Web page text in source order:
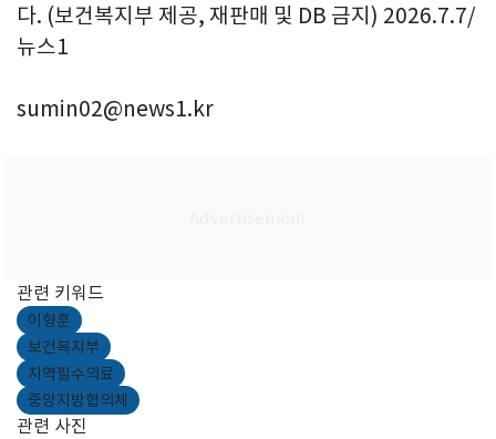
다. (보건복지부 제공, 재판매 및 DB 금지) 2026.7.7/
뉴스1
sumin02@news1.kr
관련 키워드
이형훈
보건복지부
지역필수의료
중앙지방협의체
관련 사진